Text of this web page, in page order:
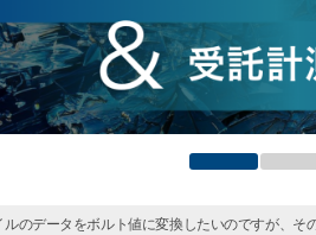
ルのデータをボルト値に変換したいのですが、そ